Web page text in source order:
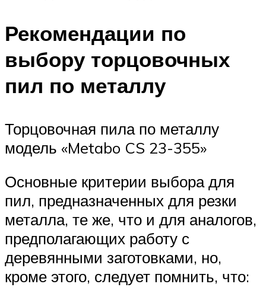
Рекомендации по
выбору торцовочных
пил по металлу
Торцовочная пила по металлу
модель «Metabo CS 23-355»
Основные критерии выбора для
пил, предназначенных для резки
металла, те же, что и для аналогов,
предполагающих работу с
деревянными заготовками, но,
кроме этого, следует помнить, что: